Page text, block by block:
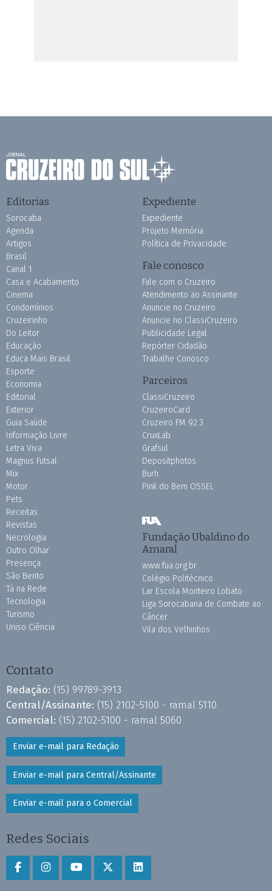
Editorias
Sorocaba
Agenda
Artigos
Brasil
Canal 1
Casa e Acabamento
Cinema
Condomínios
Cruzeirinho
Do Leitor
Educação
Educa Mais Brasil
Esporte
Economia
Editorial
Exterior
Guia Saúde
Informação Livre
Letra Viva
Magnus Futsal
Mix
Motor
Pets
Receitas
Revistas
Necrologia
Outro Olhar
Presença
São Bento
Tá na Rede
Tecnologia
Turismo
Uniso Ciência
Expediente
Expediente
Projeto Memória
Política de Privacidade
Fale conosco
Fale com o Cruzeiro
Atendimento ao Assinante
Anuncie no Cruzeiro
Anuncie no ClassiCruzeiro
Publicidade Legal
Repórter Cidadão
Trabalhe Conosco
Parceiros
ClassiCruzeiro
CruzeiroCard
Cruzeiro FM 92.3
CruxLab
Grafsul
Depositphotos
Burh
Pink do Bem OSSEL
Fundação Ubaldino do
Amaral
www.fua.org.br
Colégio Politécnico
Lar Escola Monteiro Lobato
Liga Sorocabana de Combate ao
Câncer
Vila dos Velhinhos
Contato
Redação: (15) 99789-3913
Central/Assinante: (15) 2102-5100 - ramal 5110
Comercial: (15) 2102-5100 - ramal 5060
Enviar e-mail para Redação
Enviar e-mail para Central/Assinante
Enviar e-mail para o Comercial
Redes Sociais